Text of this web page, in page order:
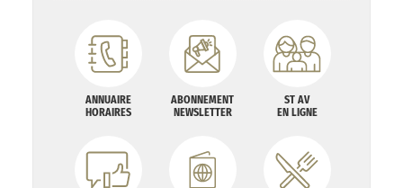
ANNUAIRE
HORAIRES
ABONNEMENT
NEWSLETTER
ST AV
EN LIGNE